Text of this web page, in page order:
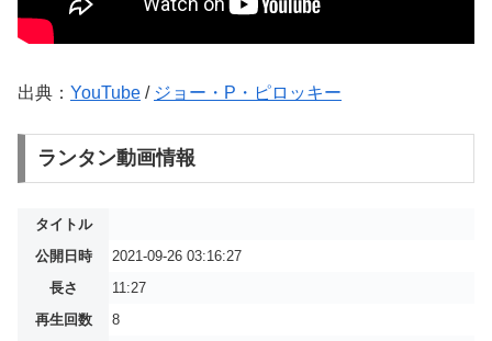
出典： YouTube / ジョー・P・ピロッキー
ランタン動画情報
タイトル
公開日時
2021-09-26 03:16:27
長さ
11:27
再生回数
8